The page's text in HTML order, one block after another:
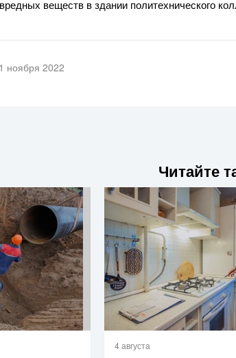
веществ в здании политехнического
ноября 2022
Читайте
4 августа